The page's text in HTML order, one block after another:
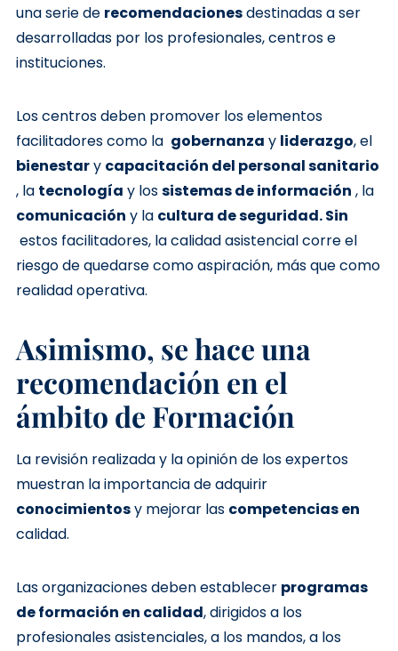
una serie de recomendacionesdestinadas a ser
desarrolladas por los profesionales, centros e
instituciones.
Los centros deben promover los elementos
facilitadores como la gobernanza y liderazgo, el
bienestary capacitación del personal sanitario
, la tecnología y lossistemas de información , la
comunicación y la cultura de seguridad. Sin
estos facilitadores, la calidad asistencial corre el
riesgo de quedarse como aspiración, más que como
realidad operativa.
Asimismo, se hace una
recomendación en el
ámbito de Formación
La revisión realizada y la opinión de los expertos
muestran la importancia de adquirir
conocimientosy mejorar las competencias en
calidad.
Las organizaciones deben establecer programas
de formación en calidad, dirigidos a los
profesionales asistenciales, a los mandos, a los